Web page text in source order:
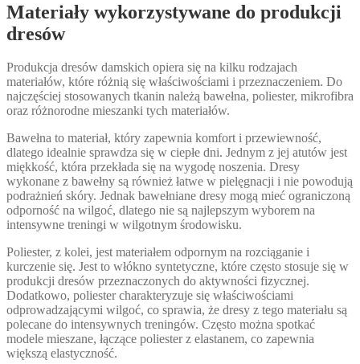
Materiały wykorzystywane do produkcji
dresów
Produkcja dresów damskich opiera się na kilku rodzajach
materiałów, które różnią się właściwościami i przeznaczeniem. Do
najczęściej stosowanych tkanin należą bawełna, poliester, mikrofibra
oraz różnorodne mieszanki tych materiałów.
Bawełna to materiał, który zapewnia komfort i przewiewność,
dlatego idealnie sprawdza się w ciepłe dni. Jednym z jej atutów jest
miękkość, która przekłada się na wygodę noszenia. Dresy
wykonane z bawełny są również łatwe w pielęgnacji i nie powodują
podrażnień skóry. Jednak bawełniane dresy mogą mieć ograniczoną
odporność na wilgoć, dlatego nie są najlepszym wyborem na
intensywne treningi w wilgotnym środowisku.
Poliester, z kolei, jest materiałem odpornym na rozciąganie i
kurczenie się. Jest to włókno syntetyczne, które często stosuje się w
produkcji dresów przeznaczonych do aktywności fizycznej.
Dodatkowo, poliester charakteryzuje się właściwościami
odprowadzającymi wilgoć, co sprawia, że dresy z tego materiału są
polecane do intensywnych treningów. Często można spotkać
modele mieszane, łączące poliester z elastanem, co zapewnia
większą elastyczność.